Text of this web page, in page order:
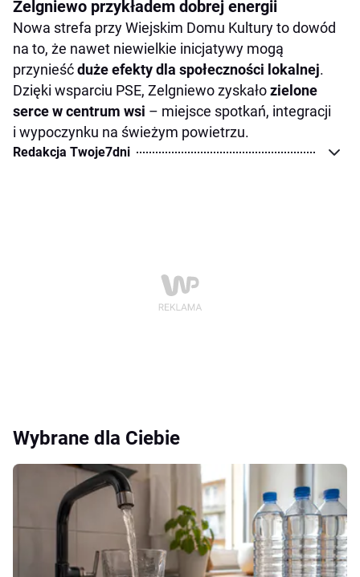
Zelgniewo przykładem dobrej energii
Nowa strefa przy Wiejskim Domu Kultury to dowód
na to, że nawet niewielkie inicjatywy mogą
przynieśćduże efekty dla społeczności lokalnej.
Dzięki wsparciu PSE, Zelgniewo zyskałozielone
serce w centrum wsi – miejsce spotkań, integracji
i wypoczynku na świeżym powietrzu.
Redakcja Twoje7dni
Wybrane dla Ciebie